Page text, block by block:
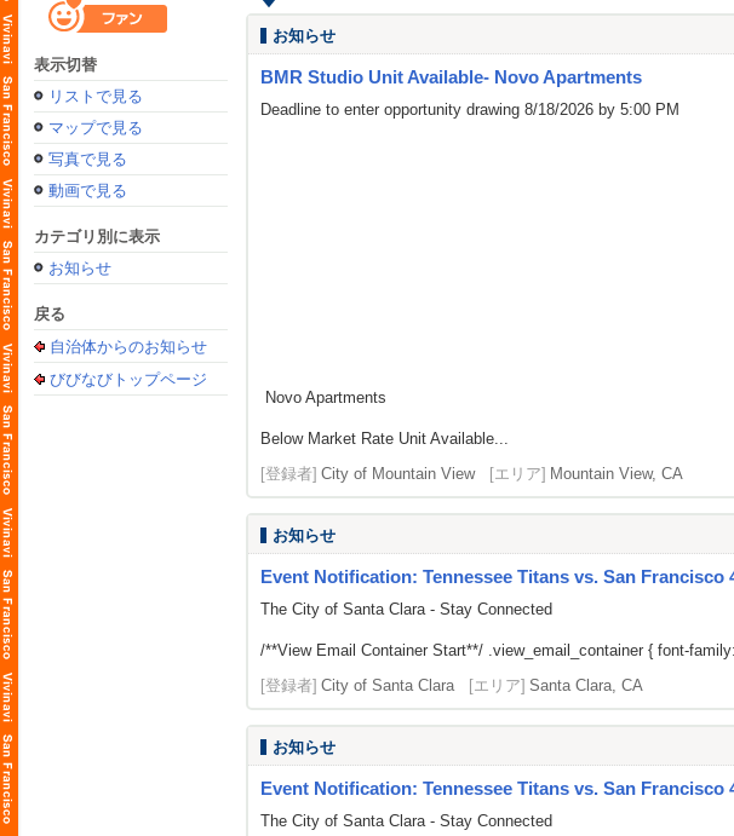
表示切替
リストで見る
マップで見る
写真で見る
動画で見る
カテゴリ別に表示
お知らせ
戻る
自治体からのお知らせ
びびなびトップページ
お知らせ
BMR Studio Unit Available- Novo Apartments
Deadline to enter opportunity drawing 8/18/2026 by 5:00 PM
Novo Apartments
Below Market Rate Unit Available...
[登録者] City of Mountain View [エリア] Mountain View, CA
お知らせ
Event Notification: Tennessee Titans vs. San Francisco
The City of Santa Clara - Stay Connected
/**View Email Container Start**/ .view_email_container { font-
[登録者] City of Santa Clara [エリア] Santa Clara, CA
お知らせ
Event Notification: Tennessee Titans vs. San Francisco
The City of Santa Clara - Stay Connected